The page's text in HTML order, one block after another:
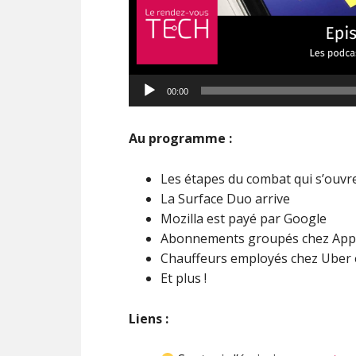
Lecteur
audio
00:00
Au programme :
Les étapes du combat qui
La Surface Duo arrive
Mozilla est payé par Google
Abonnements groupés chez
Chauffeurs employés chez Uber
Et plus !
Liens :